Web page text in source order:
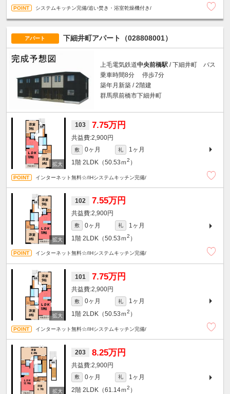
システムキッチン完備/追い焚き・浴室乾燥機付き/
アパート 下細井町アパート（028808001）
上毛電気鉄道中央前橋駅 / 下細井町 バス
乗車時間8分 停歩7分
築年月新築 / 2階建
群馬県前橋市下細井町
103 7.75万円
2,900円
敷 0ヶ月 礼
1ヶ月
1階 2LDK（50.53ｍ2 ）
インターネット無料☆/IHシステムキッチン完備/
102 7.55万円
2,900円
敷 0ヶ月 礼
1ヶ月
1階 2LDK（50.53ｍ2 ）
インターネット無料☆/IHシステムキッチン完備/
101 7.75万円
2,900円
敷 0ヶ月 礼
1ヶ月
1階 2LDK（50.53ｍ2 ）
インターネット無料☆/IHシステムキッチン完備/
203 8.25万円
2,900円
敷 0ヶ月 礼
1ヶ月
2階 2LDK（61.14ｍ2 ）